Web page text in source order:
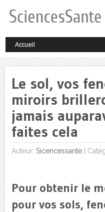
Le sol, vos
miroirs
jamais
faites cela
Auteur: Sicencessante|
Pour obtenir le
pour vos sols,